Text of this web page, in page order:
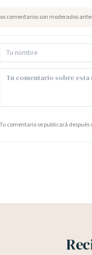
comentarios son moderados
Tu comentario se publicará después